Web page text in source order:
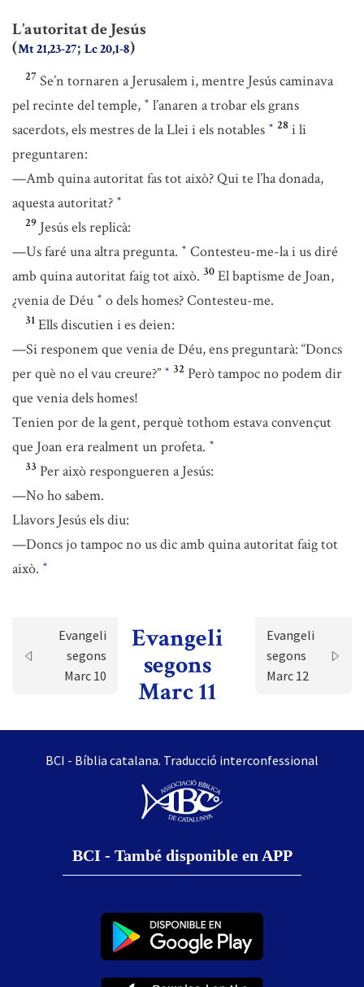
L’autoritat de Jesús
(Mt 21,23-27; Lc 20,1-8)
27 Se’n tornaren a Jerusalem i, mentre Jesús caminava
pel recinte del temple, * l’anaren a trobar els grans
sacerdots, els mestres de la Llei i els notables * 28 i li
preguntaren:
—Amb quina autoritat fas tot això? Qui te l’ha donada,
aquesta autoritat? *
29 Jesús els replicà:
—Us faré una altra pregunta. * Contesteu-me-la i us diré
amb quina autoritat faig tot això. 30 El baptisme de Joan,
¿venia de Déu * o dels homes? Contesteu-me.
31 Ells discutien i es deien:
—Si responem que venia de Déu, ens preguntarà: “Doncs
per què no el vau creure?” * 32 Però tampoc no podem dir
que venia dels homes!
Tenien por de la gent, perquè tothom estava convençut
que Joan era realment un profeta. *
33 Per això respongueren a Jesús:
—No ho sabem.
Llavors Jesús els diu:
—Doncs jo tampoc no us dic amb quina autoritat faig tot
això. *
Evangeli
segons
Marc 10
Evangeli
segons
Marc 11
Evangeli
segons
Marc 12
BCI - Bíblia catalana. Traducció interconfessional
BCI - També disponible en APP